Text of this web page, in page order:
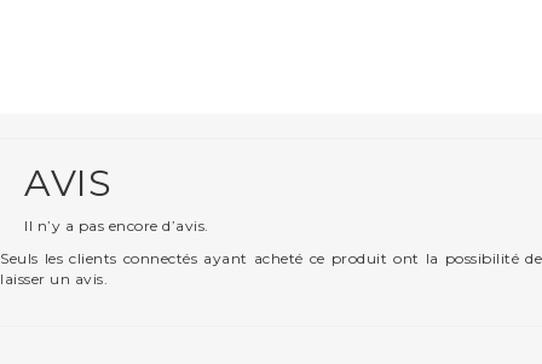
choisies
la
page
du
AVIS
Il n’y a pas encore d’avis.
Seuls les clients connectés ayant acheté ce produit ont la possibilité de
laisser un avis.